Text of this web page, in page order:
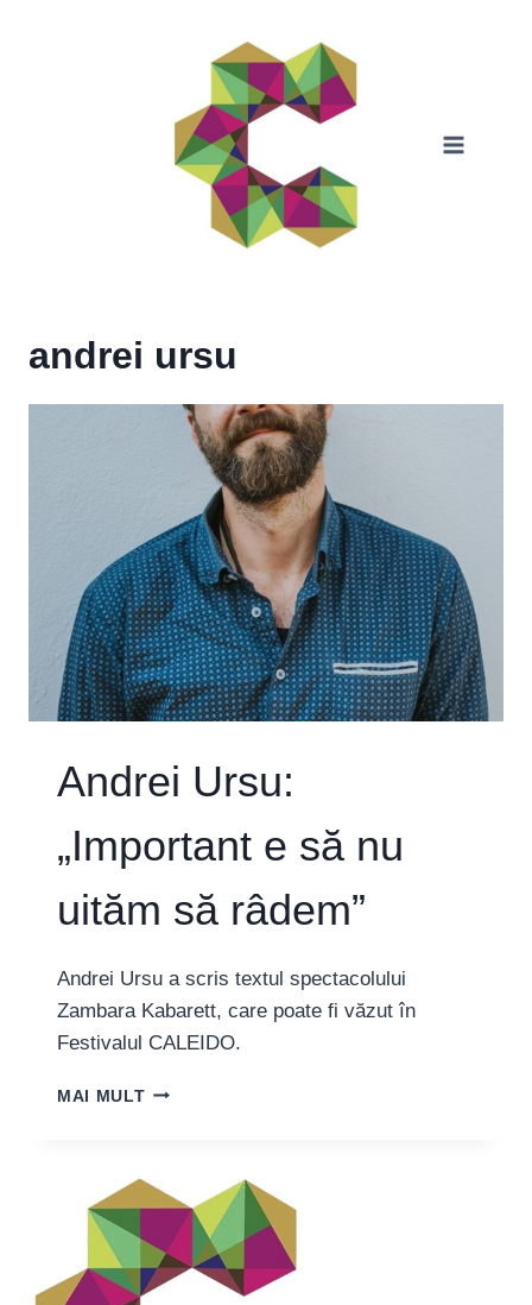
andrei ursu
Andrei Ursu:
„Important e să nu
uităm să râdem”
Andrei Ursu a scris textul spectacolului
Zambara Kabarett, care poate fi văzut în
Festivalul CALEIDO.
MAI MULTANDREI
SĂ
NU
UITĂM
SĂ
RÂDEM”